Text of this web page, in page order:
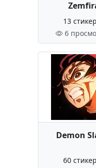
13
6
Demon
60